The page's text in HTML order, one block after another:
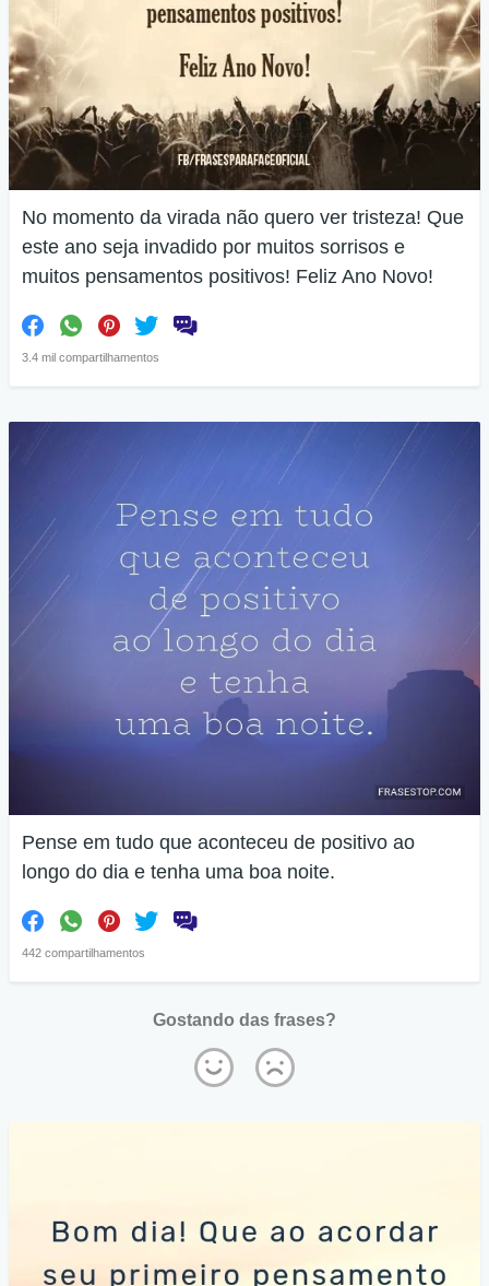
No momento da virada não quero ver tristeza! Que
este ano seja invadido por muitos sorrisos e
muitos pensamentos positivos! Feliz Ano Novo!
3.4 mil compartilhamentos
Pense em tudo que aconteceu de positivo ao
longo do dia e tenha uma boa noite.
442 compartilhamentos
Gostando das frases?